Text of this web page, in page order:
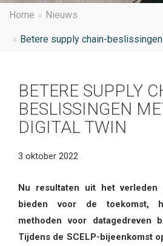
Home Nieuws
Betere supply chain-
BETERE SUPPLY
BESLISSINGEN
DIGITAL TWIN
3 oktober 2022
Nu resultaten uit het verleden
bieden voor de toekomst,
methoden voor datagedreven
Tijdens de SCELP-bijeenkomst